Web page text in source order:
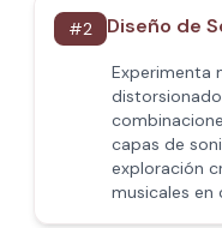
#2 Diseño de
Experimenta
capas de
exploración
musicales en